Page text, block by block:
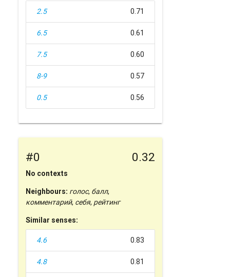
2.5 0.71
6.5 0.61
7.5 0.60
8-9 0.57
0.5 0.56
#0 0.32
No contexts
Neighbours: голос, балл,
комментарий, себя, рейтинг
Similar senses:
4.6 0.83
4.8 0.81